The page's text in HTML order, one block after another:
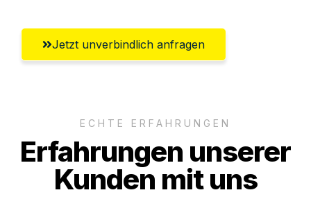
Jetzt unverbindlich anfragen
ECHTE ERFAHRUNGEN
Erfahrungen unserer
Kunden mit uns